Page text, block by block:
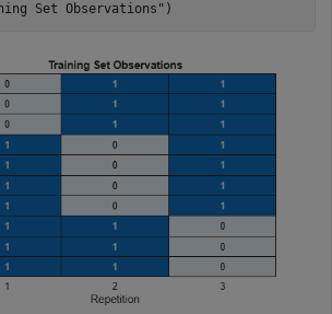
Set Observations" )